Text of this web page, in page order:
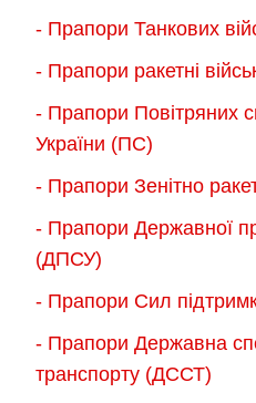
- Прапори Танкових
- Прапори ракетні
- Прапори Повітряних
України (ПС)
- Прапори Зенітно
- Прапори Державної
(ДПСУ)
- Прапори Сил
- Прапори Державна
транспорту (ДССТ)